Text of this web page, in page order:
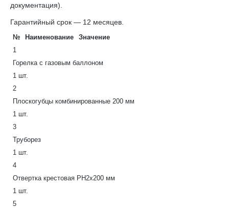
документация).
Гарантийный срок — 12 месяцев.
№ Наименование
Значение
1
Горелка с газовым баллоном
1 шт.
2
Плоскогубцы комбинированные 200 мм
1 шт.
3
Труборез
1 шт.
4
Отвертка крестовая PH2х200 мм
1 шт.
5